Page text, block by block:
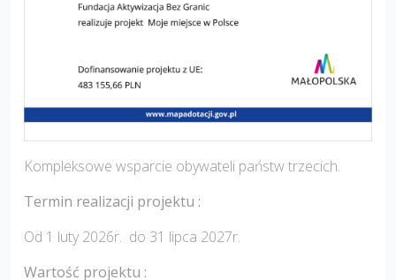
Kompleksowe wsparcie obywateli państw trzecich.
Termin realizacji projektu :
Od 1 luty 2026r. do 31 lipca 2027r.
Wartość projektu :